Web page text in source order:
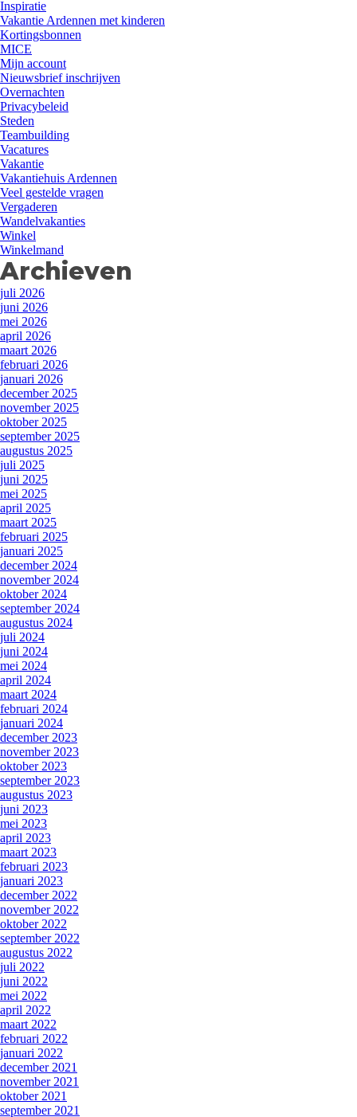
Inspiratie
Vakantie Ardennen met kinderen
Kortingsbonnen
MICE
Mijn account
Nieuwsbrief inschrijven
Overnachten
Privacybeleid
Steden
Teambuilding
Vacatures
Vakantie
Vakantiehuis Ardennen
Veel gestelde vragen
Vergaderen
Wandelvakanties
Winkel
Winkelmand
Archieven
juli 2026
juni 2026
mei 2026
april 2026
maart 2026
februari 2026
januari 2026
december 2025
november 2025
oktober 2025
september 2025
augustus 2025
juli 2025
juni 2025
mei 2025
april 2025
maart 2025
februari 2025
januari 2025
december 2024
november 2024
oktober 2024
september 2024
augustus 2024
juli 2024
juni 2024
mei 2024
april 2024
maart 2024
februari 2024
januari 2024
december 2023
november 2023
oktober 2023
september 2023
augustus 2023
juni 2023
mei 2023
april 2023
maart 2023
februari 2023
januari 2023
december 2022
november 2022
oktober 2022
september 2022
augustus 2022
juli 2022
juni 2022
mei 2022
april 2022
maart 2022
februari 2022
januari 2022
december 2021
november 2021
oktober 2021
september 2021